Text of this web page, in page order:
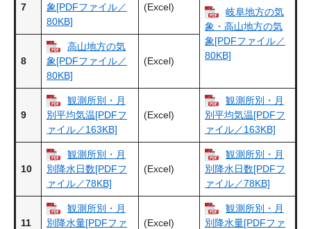
7
象[PDFファイル／
80KB]
(Excel)
岐阜地方の気
象・高山地方の気
象[PDFファイル／
80KB]
8
高山地方の気
象[PDFファイル／
80KB]
(Excel)
9
観測所別・月
別平均気温[PDFフ
ァイル／163KB]
(Excel)
観測所別・月
別平均気温[PDFフ
ァイル／163KB]
10
観測所別・月
別降水日数[PDFフ
ァイル／78KB]
(Excel)
観測所別・月
別降水日数[PDFフ
ァイル／78KB]
11
観測所別・月
別降水量[PDFファ
(Excel)
観測所別・月
別降水量[PDFファ